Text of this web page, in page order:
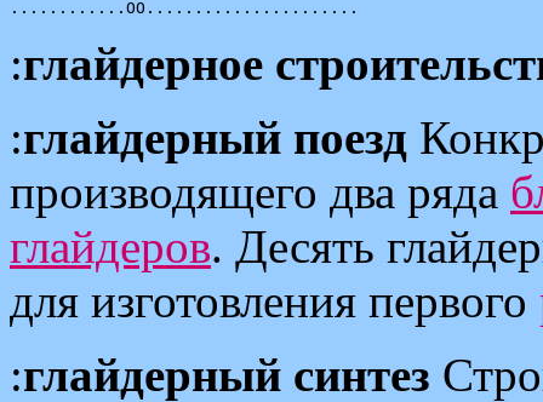
:глайдерное
:глайдерный поезд
производящего два ряда
глайдеров. Десять
для изготовления первого
:глайдерный синтез